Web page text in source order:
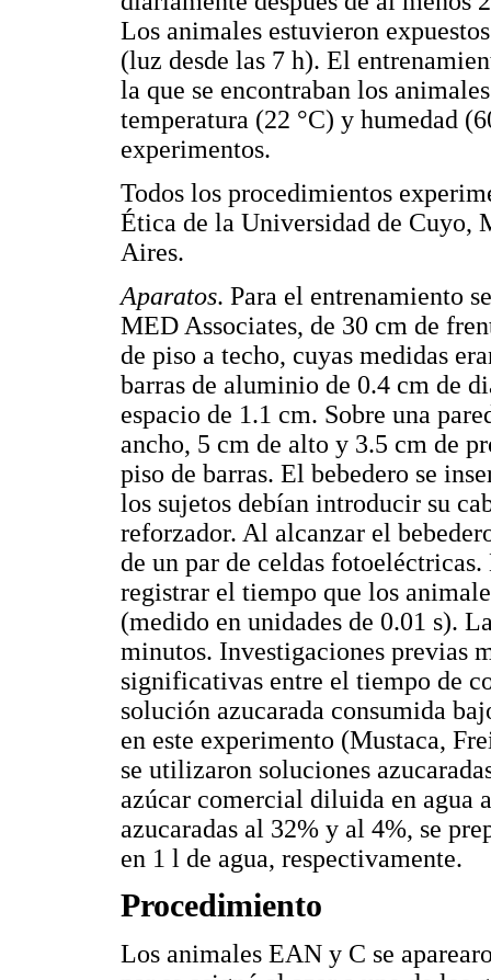
Los animales estuvieron
(luz desde las 7 h). El
la que se encontraban los
temperatura (22 °C) y humedad
experimentos.
Todos los procedimientos
Ética de la Universidad de Cuyo,
Aires.
Aparatos. Para el entrenamiento
MED Associates, de 30 cm de
de piso a techo, cuyas medidas
barras de aluminio de 0.4 cm de
espacio de 1.1 cm. Sobre una
ancho, 5 cm de alto y 3.5 cm de
piso de barras. El bebedero se
los sujetos debían introducir su
reforzador. Al alcanzar el
de un par de celdas
registrar el tiempo que los
(medido en unidades de 0.01 s).
minutos. Investigaciones previas
significativas entre el tiempo de
solución azucarada consumida
en este experimento (Mustaca,
se utilizaron soluciones
azúcar comercial diluida en agua
azucaradas al 32% y al 4%, se
en 1 l de agua, respectivamente.
Procedimiento
Los animales EAN y C se